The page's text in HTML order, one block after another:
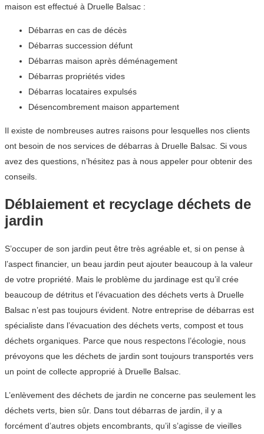
maison est effectué à Druelle Balsac :
Débarras en cas de décès
Débarras succession défunt
Débarras maison après déménagement
Débarras propriétés vides
Débarras locataires expulsés
Désencombrement maison appartement
Il existe de nombreuses autres raisons pour lesquelles nos clients
ont besoin de nos services de débarras à Druelle Balsac. Si vous
avez des questions, n’hésitez pas à nous appeler pour obtenir des
conseils.
Déblaiement et recyclage déchets de
jardin
S’occuper de son jardin peut être très agréable et, si on pense à
l’aspect financier, un beau jardin peut ajouter beaucoup à la valeur
de votre propriété. Mais le problème du jardinage est qu’il crée
beaucoup de détritus et l’évacuation des déchets verts à Druelle
Balsac n’est pas toujours évident. Notre entreprise de débarras est
spécialiste dans l’évacuation des déchets verts, compost et tous
déchets organiques. Parce que nous respectons l’écologie, nous
prévoyons que les déchets de jardin sont toujours transportés vers
un point de collecte approprié à Druelle Balsac.
L’enlèvement des déchets de jardin ne concerne pas seulement les
déchets verts, bien sûr. Dans tout débarras de jardin, il y a
forcément d’autres objets encombrants, qu’il s’agisse de vieilles